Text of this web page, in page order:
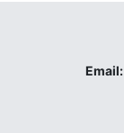
Email: